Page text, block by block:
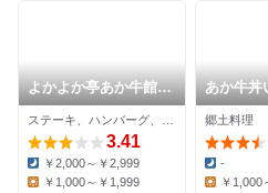
よかよか亭あか牛館
宮地店
3.41
Dinner:
￥2,000～￥2,999
￥1,000～￥1,999
あか牛丼
郷土料理
Dinner:
-
￥1,000